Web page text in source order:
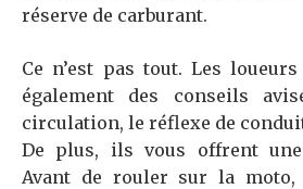
réserve de carburant.
Ce n’est pas tout. Les
également des conseils
circulation, le réflexe de
De plus, ils vous offrent une
Avant de rouler sur la